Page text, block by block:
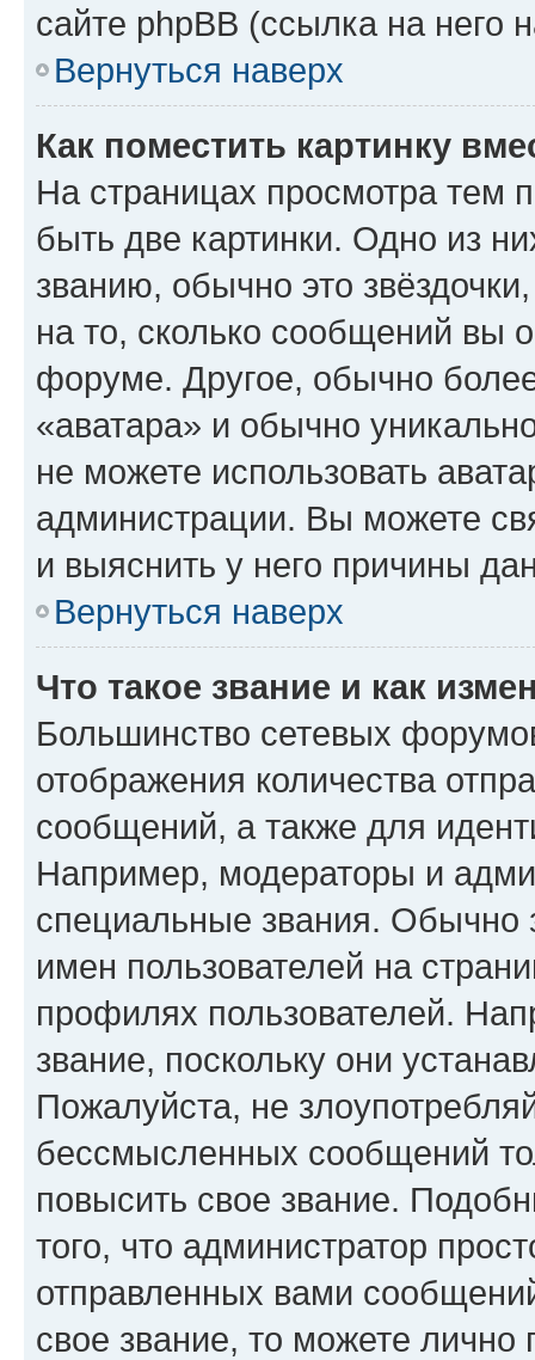
сайте phpBB (ссылка на него
Вернуться наверх
Как поместить картинку
На страницах просмотра тем
быть две картинки. Одно из
званию, обычно это
на то, сколько сообщений вы
форуме. Другое, обычно
«аватара» и обычно
не можете использовать
администрации. Вы можете
и выяснить у него причины
Вернуться наверх
Что такое звание и как
Большинство сетевых
отображения количества
сообщений, а также для
Например, модераторы и
специальные звания. Обычно
имен пользователей на
профилях пользователей.
звание, поскольку они
Пожалуйста, не
бессмысленных сообщений
повысить свое звание.
того, что администратор
отправленных вами
свое звание, то можете лично